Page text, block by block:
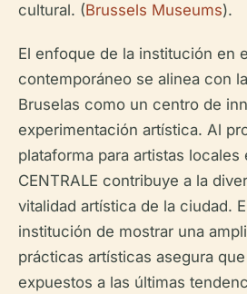
cultural. (Brussels Museums).
El enfoque de la institución en
contemporáneo se alinea con
Bruselas como un centro de
experimentación artística. Al
plataforma para artistas locales
CENTRALE contribuye a la
vitalidad artística de la ciudad.
institución de mostrar una
prácticas artísticas asegura
expuestos a las últimas